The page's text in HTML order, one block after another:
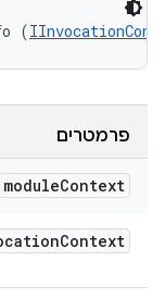
(
פרמטרים
moduleContext
Context